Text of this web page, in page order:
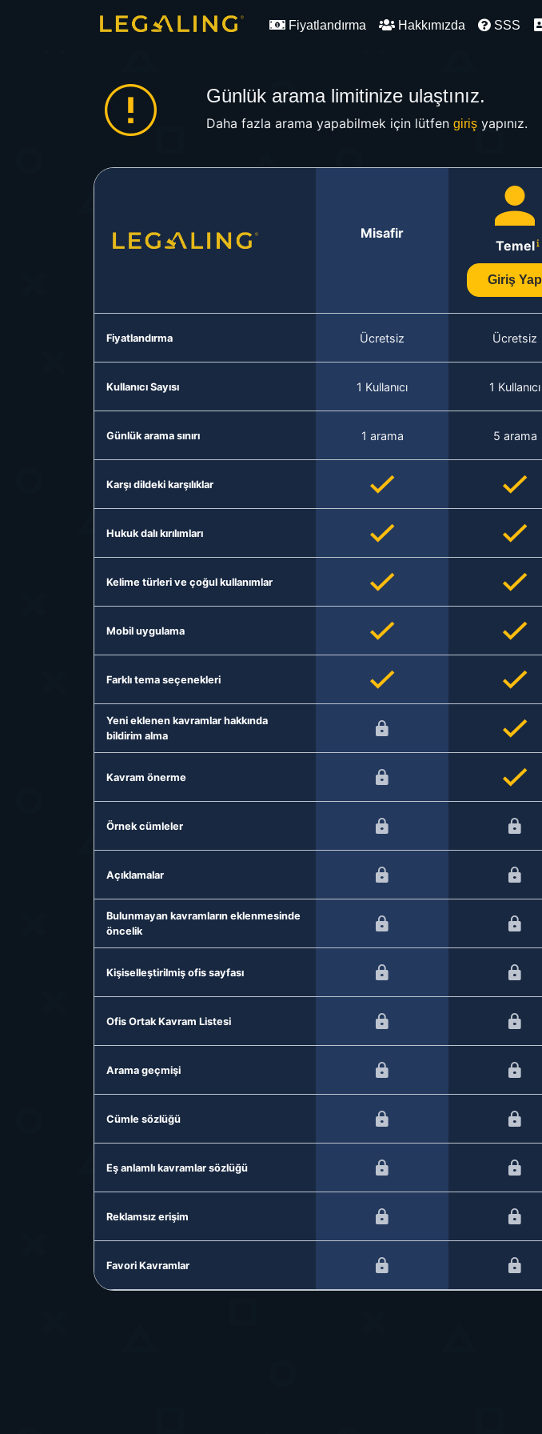
Fiyatlandırma Hakkımızda SSS
Günlük arama limitinize ulaştınız.
Daha fazla arama yapabilmek için lütfen girişyapınız.
Misafir
Temel
Giriş Yap
Fiyatlandırma Ücretsiz Ücretsiz
Kullanıcı Sayısı 1 Kullanıcı 1 Kullanıcı
Günlük arama sınırı 1 arama 5 arama
Karşı dildeki karşılıklar
Hukuk dalı kırılımları
Kelime türleri ve çoğul kullanımlar
Mobil uygulama
Farklı tema seçenekleri
Yeni eklenen kavramlar hakkında
bildirim alma
Kavram önerme
Örnek cümleler
Açıklamalar
Bulunmayan kavramların eklenmesinde
öncelik
Kişiselleştirilmiş ofis sayfası
Ofis Ortak Kavram Listesi
Arama geçmişi
Cümle sözlüğü
Eş anlamlı kavramlar sözlüğü
Reklamsız erişim
Favori Kavramlar